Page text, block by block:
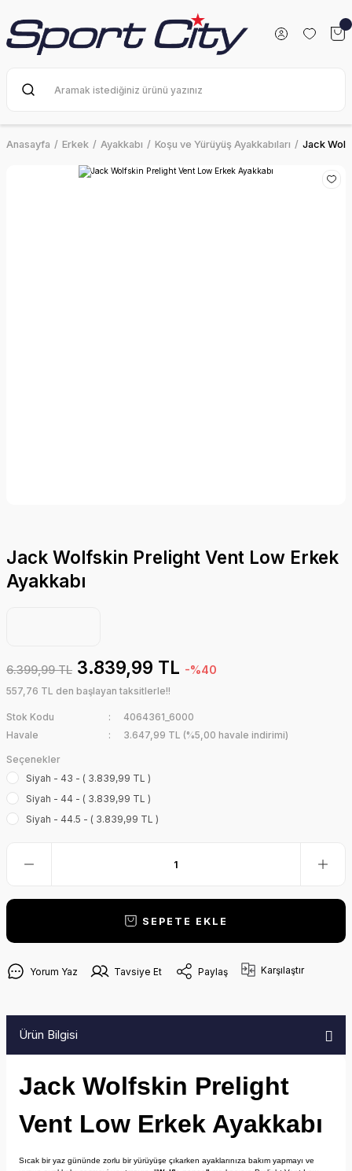
Anasayfa Erkek Ayakkabı Koşu ve Yürüyüş Ayakkabıları Jack
Jack Wolfskin Prelight Vent Low Erkek
Ayakkabı
6.399,99 TL 3.839,99 TL -%40
557,76 TL den başlayan taksitlerle!!
Stok Kodu
4064361_6000
Havale
3.647,99 TL (%5,00 havale indirimi)
Seçenekler
Siyah - 43 - ( 3.839,99 TL )
Siyah - 44 - ( 3.839,99 TL )
Siyah - 44.5 - ( 3.839,99 TL )
SEPETE EKLE
Yorum Yaz Tavsiye Et Paylaş Karşılaştır
Ürün Bilgisi
Jack Wolfskin Prelight
Vent Low Erkek Ayakkabı
Sıcak bir yaz gününde zorlu bir yürüyüşe çıkarken ayaklarınıza bakım yapmayı ve